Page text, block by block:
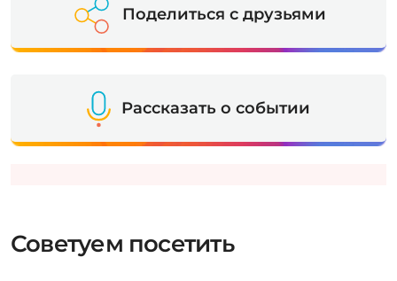
Поделиться с друзьями
Рассказать о событии
Советуем посетить